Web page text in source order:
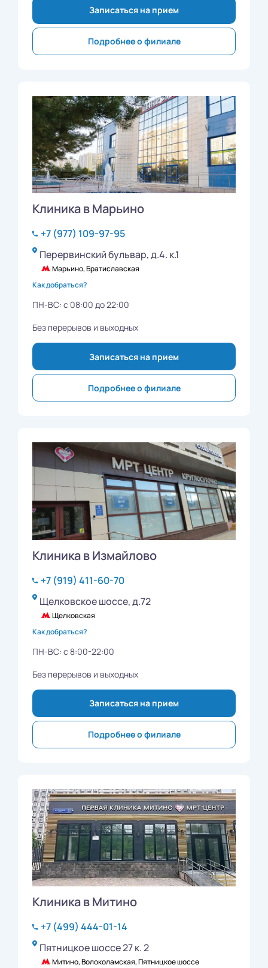
Записаться на прием
Подробнее о филиале
Клиника в Марьино
+7 (977) 109-97-95
Перервинский бульвар, д.4. к.1
Марьино, Братиславская
Как добраться?
ПН-ВС: с 08:00 до 22:00
Без перерывов и выходных
Записаться на прием
Подробнее о филиале
Клиника в Измайлово
+7 (919) 411-60-70
Щелковское шоссе, д.72
Щелковская
Как добраться?
ПН-ВС: с 8:00-22:00
Без перерывов и выходных
Записаться на прием
Подробнее о филиале
Клиника в Митино
+7 (499) 444-01-14
Пятницкое шоссе 27 к. 2
Митино, Волоколамская, Пятницкое шоссе